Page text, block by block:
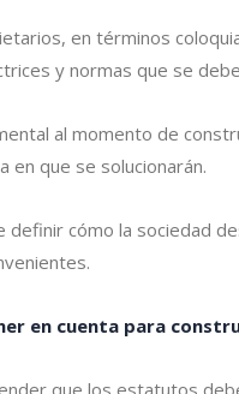
en términos
y normas que se
al momento de
en que se solucionarán.
definir cómo la sociedad
en cuenta para